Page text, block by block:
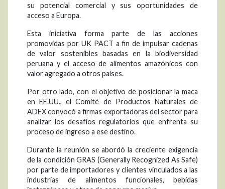
su potencial comercial y sus oportunidades de
acceso a Europa.
Esta iniciativa forma parte de las acciones
promovidas por UK PACT a fin de impulsar cadenas
de valor sostenibles basadas en la biodiversidad
peruana y el acceso de alimentos amazónicos con
valor agregado a otros países.
Por otro lado, con el objetivo de posicionar la maca
en EE.UU., el Comité de Productos Naturales de
ADEX convocó a firmas exportadoras del sector para
analizar los desafíos regulatorios que enfrenta su
proceso de ingreso a ese destino.
Durante la reunión se abordó la creciente exigencia
de la condición GRAS (Generally Recognized As Safe)
por parte de importadores y clientes vinculados a las
industrias de alimentos funcionales, bebidas